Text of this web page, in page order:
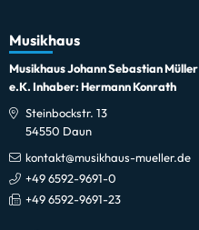
Musikhaus
Musikhaus Johann Sebastian Müller
e.K. Inhaber: Hermann Konrath
Steinbockstr. 13
54550 Daun
kontakt@musikhaus-mueller.de
+49 6592-9691-0
+49 6592-9691-23